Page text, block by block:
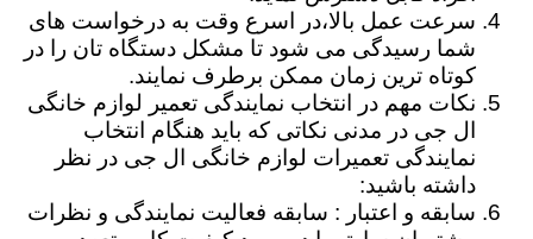
سرعت عمل بالا،در اسرع وقت به درخواست های
شما رسیدگی می شود تا مشکل دستگاه تان را در
کوتاه ترین زمان ممکن برطرف نمایند.
نکات مهم در انتخاب نمایندگی تعمیر لوازم خانگی
ال جی در مدنی نکاتی که باید هنگام انتخاب
نمایندگی تعمیرات لوازم خانگی ال جی در نظر
داشته باشید:
سابقه و اعتبار : سابقه فعالیت نمایندگی و نظرات